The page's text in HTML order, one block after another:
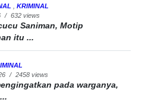
KRIMINAL
/ 632 views
Saniman, Motip
itu ...
/ 2458 views
pada warganya,